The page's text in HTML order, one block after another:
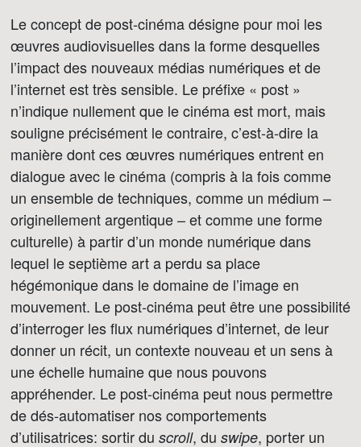
Le concept de post-cinéma désigne pour moi les
œuvres audiovisuelles dans la forme desquelles
l’impact des nouveaux médias numériques et de
l’internet est très sensible. Le préfixe « post »
n’indique nullement que le cinéma est mort, mais
souligne précisément le contraire, c’est-à-dire la
manière dont ces œuvres numériques entrent en
dialogue avec le cinéma (compris à la fois comme
un ensemble de techniques, comme un médium –
originellement argentique – et comme une forme
culturelle) à partir d’un monde numérique dans
lequel le septième art a perdu sa place
hégémonique dans le domaine de l’image en
mouvement. Le post-cinéma peut être une possibilité
d’interroger les flux numériques d’internet, de leur
donner un récit, un contexte nouveau et un sens à
une échelle humaine que nous pouvons
appréhender. Le post-cinéma peut nous permettre
de dés-automatiser nos comportements
d’utilisatrices: sortir du scroll, du swipe, porter un